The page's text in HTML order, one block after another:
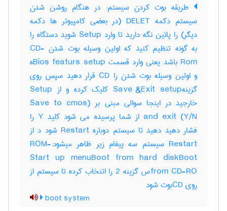
طریقه بوت کردن سیستم: در هنگام روشن شدن
سیستم دکمه DELET (در بعضی کامپیوتر ها دکمه
دیگر) را پائین نگه دارید تا وارد Setup شوید دستگاه را
به گونه تنظیم کنید که اولین وسیله بوت شدن CD-
Rom باشد یعنی وارد قسمت Bios featurs setupه
و اولین وسیله بوت شدن را CD قرار دهید سپس روی
گزینهSave &Exit setup کلیک کرده و از Setup
خارجید در اینجا سوالی مبنی بر (Save to cmos
and exit (Y/N از شما پرسیده می شود کلید Y را
فشار دهید دهید تا سیستم دوباره Restart شود د از
Restart سیستم سه پیغام زیر ظاهر میشود:-ROM
Start up menuBoot from hard diskBoot
from CD-ROس گزینه 2 را اتنخاب کرده تا سیستم از
روی CDبوت شود
boot system